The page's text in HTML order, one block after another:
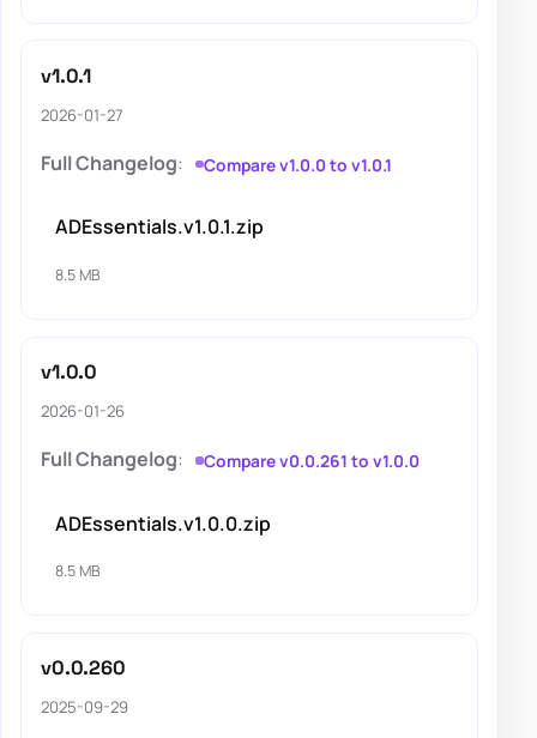
v1.0.1
2026-01-27
Full Changelog: Compare v1.0.0 to v1.0.1
ADEssentials.v1.0.1.zip
8.5 MB
v1.0.0
2026-01-26
Full Changelog: Compare v0.0.261 to v1.0.0
ADEssentials.v1.0.0.zip
8.5 MB
v0.0.260
2025-09-29